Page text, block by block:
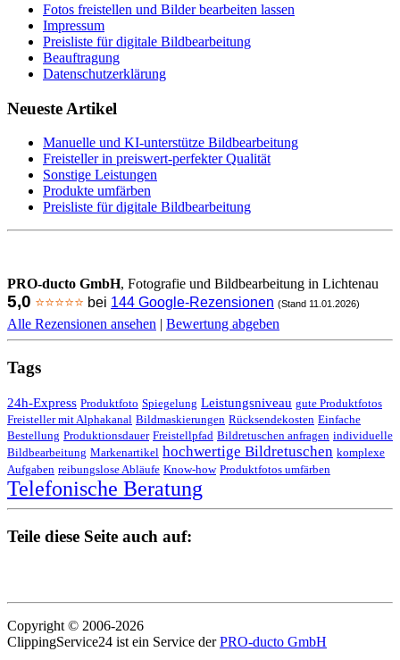
Fotos freistellen und Bilder bearbeiten lassen
Impressum
Preisliste für digitale Bildbearbeitung
Beauftragung
Datenschutzerklärung
Neueste Artikel
Manuelle und KI-unterstütze Bildbearbeitung
Freisteller in preiswert-perfekter Qualität
Sonstige Leistungen
Produkte umfärben
Preisliste für digitale Bildbearbeitung
PRO-ducto GmbH, Fotografie und Bildbearbeitung in Lichtenau
5,0 ⭐⭐⭐⭐⭐ bei 144 Google-Rezensionen (Stand 11.01.2026)
Alle Rezensionen ansehen | Bewertung abgeben
Tags
24h-Express Produktfoto Spiegelung Leistungsniveau gute Produktfotos
Freisteller mit Alphakanal Bildmaskierungen Rücksendekosten Einfache
Bestellung Produktionsdauer Freistellpfad Bildretuschen anfragen individuelle
Bildbearbeitung Markenartikel hochwertige Bildretuschen komplexe
Aufgaben reibungslose Abläufe Know-how Produktfotos umfärben
Telefonische Beratung
Teile diese Seite auch auf:
Copyright © 2006-2026
ClippingService24 ist ein Service derPRO-ducto GmbH